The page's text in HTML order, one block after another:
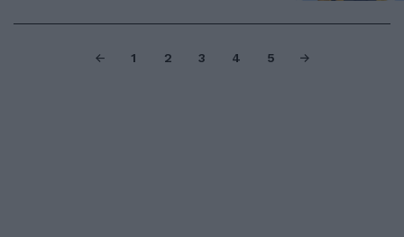
1 2 3 4 5